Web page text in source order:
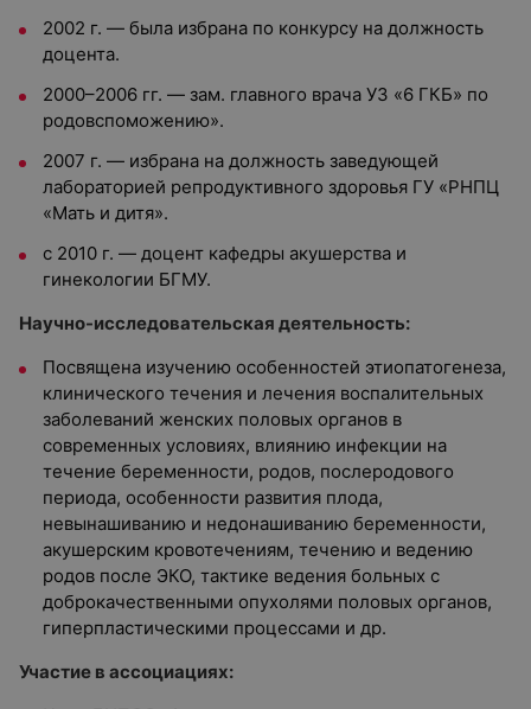
2002 г. — была избрана по конкурсу на должность
доцента.
2000–2006 гг. — зам. главного врача УЗ «6 ГКБ» по
родовспоможению».
2007 г. — избрана на должность заведующей
лабораторией репродуктивного здоровья ГУ «РНПЦ
«Мать и дитя».
с 2010 г. — доцент кафедры акушерства и
гинекологии БГМУ.
Научно-исследовательская деятельность:
Посвящена изучению особенностей этиопатогенеза,
клинического течения и лечения воспалительных
заболеваний женских половых органов в
современных условиях, влиянию инфекции на
течение беременности, родов, послеродового
периода, особенности развития плода,
невынашиванию и недонашиванию беременности,
акушерским кровотечениям, течению и ведению
родов после ЭКО, тактике ведения больных с
доброкачественными опухолями половых органов,
гиперпластическими процессами и др.
Участие в ассоциациях: